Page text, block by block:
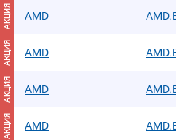
АКЦИЯ AMD
АКЦИЯ AMD
АКЦИЯ AMD
АКЦИЯ AMD